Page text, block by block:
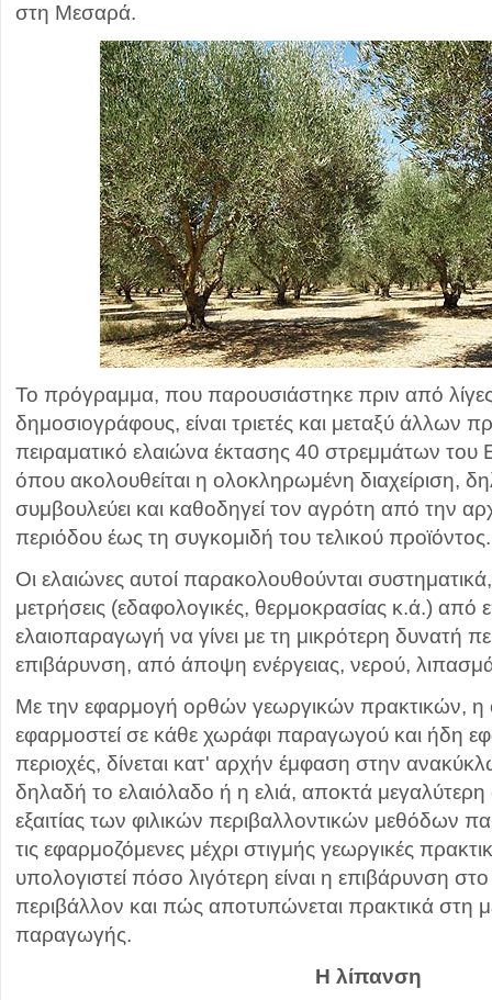
στη Μεσαρά.
Το πρόγραμμα, που παρουσιάστηκε πριν από
δημοσιογράφους, είναι τριετές και μεταξύ άλλων
πειραματικό ελαιώνα έκτασης 40 στρεμμάτων
όπου ακολουθείται η ολοκληρωμένη διαχείριση,
συμβουλεύει και καθοδηγεί τον αγρότη από την
περιόδου έως τη συγκομιδή του τελικού προϊόντος.
Οι ελαιώνες αυτοί παρακολουθούνται
μετρήσεις (εδαφολογικές, θερμοκρασίας κ.ά.) από
ελαιοπαραγωγή να γίνει με τη μικρότερη δυνατή
επιβάρυνση, από άποψη ενέργειας, νερού,
Με την εφαρμογή ορθών γεωργικών πρακτικών, η
εφαρμοστεί σε κάθε χωράφι παραγωγού και ήδη
περιοχές, δίνεται κατ' αρχήν έμφαση στην
δηλαδή το ελαιόλαδο ή η ελιά, αποκτά μεγαλύτερη
εξαιτίας των φιλικών περιβαλλοντικών μεθόδων
τις εφαρμοζόμενες μέχρι στιγμής γεωργικές
υπολογιστεί πόσο λιγότερη είναι η επιβάρυνση
περιβάλλον και πώς αποτυπώνεται πρακτικά στη
παραγωγής.
Η λίπανση